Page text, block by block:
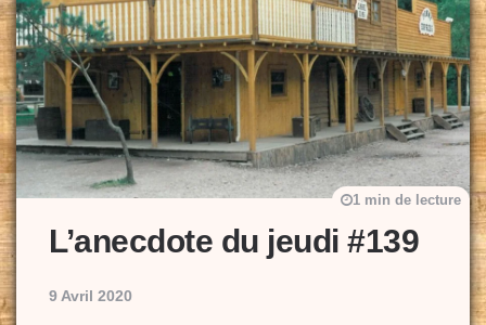
L’anecdote du jeudi #139
9 Avril 2020
1 min de lecture